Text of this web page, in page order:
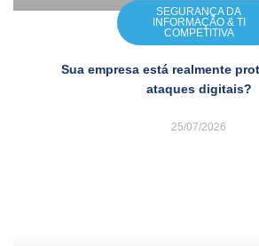
SEGURANÇA DA
INFORMAÇÃO & TI
COMPETITIVA
Sua empresa está realmente
ataques digitais?
25/07/2026